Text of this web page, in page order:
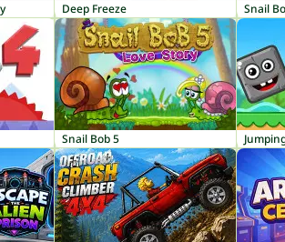
Deep Freeze Snail
Snail Bob 5